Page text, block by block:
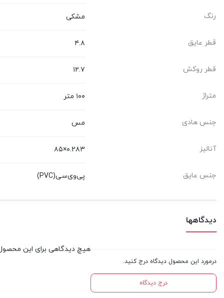
رنگ مشکی
قطر عایق ۴.۸
قطر روکش ۱۲.۷
متراژ ۱۰۰ متر
جنس هادی مس
آنالیز ۰.۲۸۳×۸۵
جنس عایق پی‌وی‌سی(PVC)
دیدگاهها
درمورد این محصول دیدگاه درج کنید.
درج دیدگاه
هیچ دیدگاهی برای این